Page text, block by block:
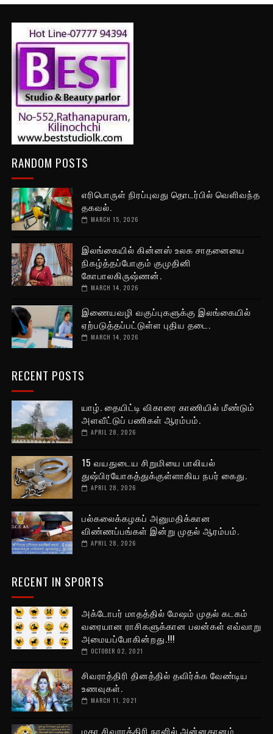
RANDOM POSTS
எரிபொருள் நிரப்புவது தொடர்பில் வெளிவந்த
தகவல்.
MARCH 15, 2026
இலங்கையில் கின்னஸ் உலக சாதனையை
நிகழ்த்தப்போகும் குமுதினி
கோபாலகிருஷ்ணன்.
MARCH 14, 2026
இணையவழி வகுப்புகளுக்கு இலங்கையில்
ஏற்படுத்தப்பட்டுள்ள புதிய தடை.
MARCH 14, 2026
RECENT POSTS
யாழ். தையிட்டி விகாரை காணியில் மீண்டும்
அளவீட்டுப் பணிகள் ஆரம்பம்.
APRIL 28, 2026
15 வயதுடைய சிறுமியை பாலியல்
துஷ்பிரயோகத்துக்குள்ளாகிய நபர் கைது.
APRIL 28, 2026
பல்கலைக்கழகப் அனுமதிக்கான
விண்ணப்பங்கள் இன்று முதல் ஆரம்பம்.
APRIL 28, 2026
RECENT IN SPORTS
அக்டோபர் மாதத்தில் மேஷம் முதல் கடகம்
வரையான ராசிகளுக்கான பலன்கள் எவ்வாறு
அமையப்போகின்றது.!!!
OCTOBER 02, 2021
சிவராத்திரி தினத்தில் தவிர்க்க வேண்டிய
உணவுகள்.
MARCH 11, 2021
மகா சிவராத்திரி நாளில் அன்னதானம்